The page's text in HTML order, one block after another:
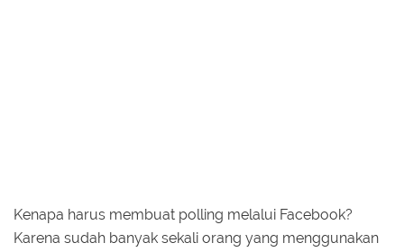
Kenapa harus membuat polling melalui Facebook?
Karena sudah banyak sekali orang yang menggunakan